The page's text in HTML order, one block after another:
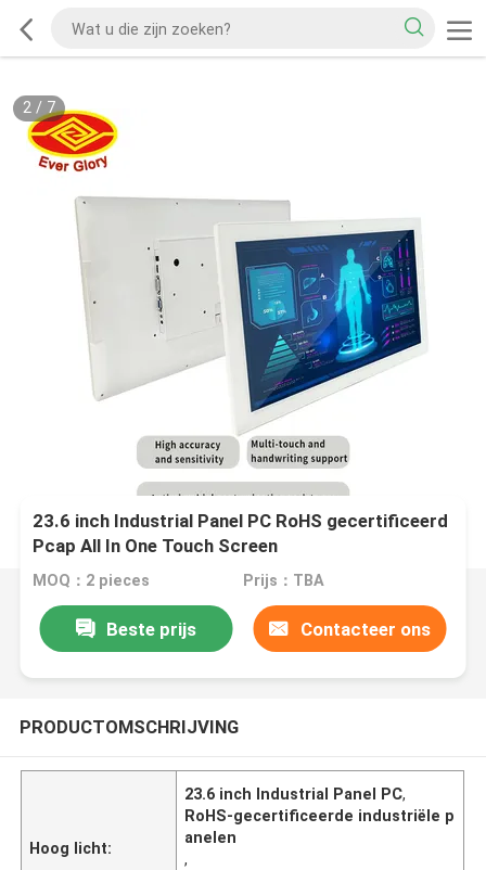
2/ 7
23.6 inch Industrial Panel PC RoHS gecertificeerd
Pcap All In One Touch Screen
MOQ：2 pieces Prijs：TBA
Beste prijs Contacteer ons
PRODUCTOMSCHRIJVING
Hoog licht:
23.6 inch Industrial Panel PC,
RoHS-gecertificeerde industriële p
anelen
,